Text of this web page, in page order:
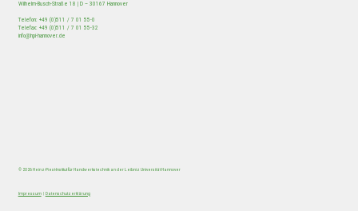
Wilhelm-Busch-Straße 18 | D – 30167 Hannover
Telefon: +49 (0)511 / 7 01 55-0
Telefax: +49 (0)511 / 7 01 55-32
info@hpi-hannover.de
© 2026 Heinz-Piest-Institut für Handwerkstechnik an der Leibniz Universität Hannover
Impressum| Datenschutzerklärung